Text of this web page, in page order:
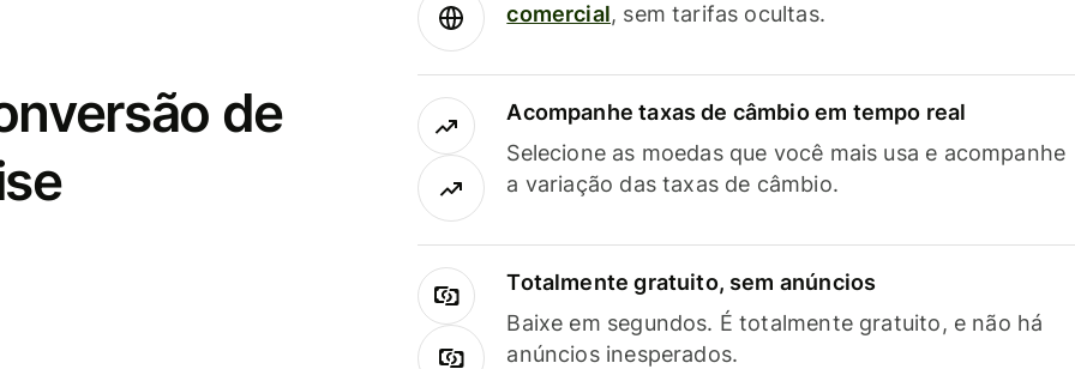
de
comercial, sem tarifas ocultas.
Acompanhe taxas de câmbio em tempo real
Selecione as moedas que você mais usa e acompanhe
a variação das taxas de câmbio.
Totalmente gratuito, sem anúncios
Baixe em segundos. É totalmente gratuito, e não há
anúncios inesperados.